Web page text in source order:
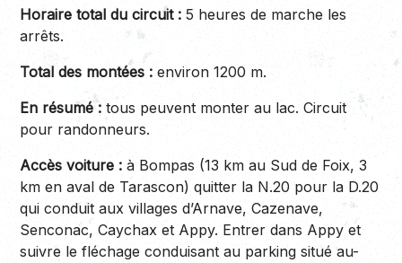
Horaire total du circuit : 5 heures de marche les
arrêts.
Total des montées : environ 1200 m.
En résumé : tous peuvent monter au lac. Circuit
pour randonneurs.
Accès voiture : à Bompas (13 km au Sud de Foix, 3
km en aval de Tarascon) quitter la N.20 pour la D.20
qui conduit aux villages d’Arnave, Cazenave,
Senconac, Caychax et Appy. Entrer dans Appy et
suivre le fléchage conduisant au parking situé au-